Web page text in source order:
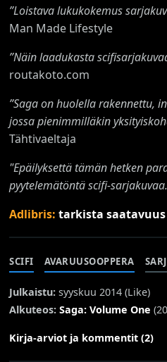
”Loistava lukukokemus
Man Made Lifestyle
”Näin laadukasta
routakoto.com
”Saga on huolella rakennettu,
jossa pienimmilläkin
Tähtivaeltaja
"Epäilyksettä tämän hetken
pyytelemätöntä scifi-
Adlibris:tarkista saatavuus
SCIFI AVARUUSOOPPERA
Julkaistu: syyskuu 2014 (Like)
Alkuteos: Saga: Volume One
Kirja-arviot ja kommentit (2)